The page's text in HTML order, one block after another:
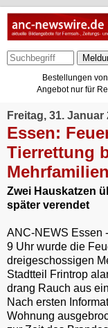
Bestellungen
Angebot nur für
Freitag, 31. Januar
Essen:
Tierrettung
Zwei Hauskatzen
später verendet
ANC-NEWS Essen
9 Uhr wurde die
dreigeschossigen
Stadtteil Frintrop
drang Rauch aus
Nach ersten
Wohnung